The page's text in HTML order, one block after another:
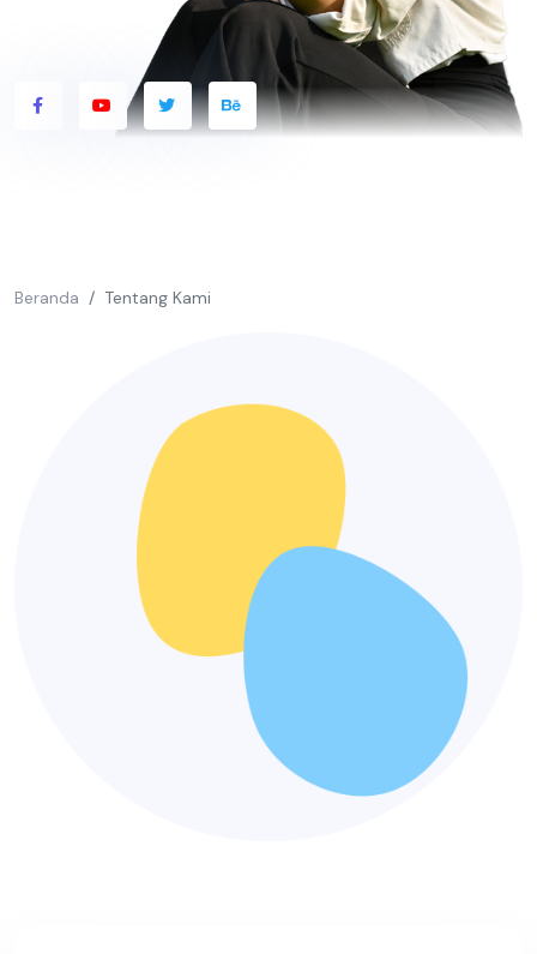
Beranda Tentang Kami